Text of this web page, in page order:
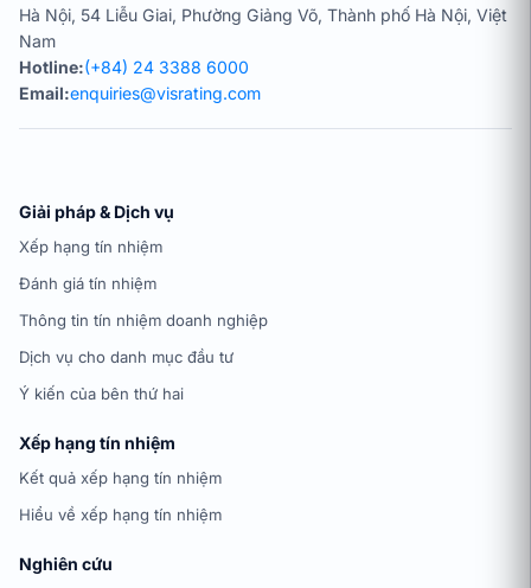
Hà Nội, 54 Liễu Giai, Phường Giảng Võ, Thành phố Hà Nội, Việt
Nam
Hotline:(+84) 24 3388 6000
Email:enquiries@visrating.com
Giải pháp & Dịch vụ
Xếp hạng tín nhiệm
Đánh giá tín nhiệm
Thông tin tín nhiệm doanh nghiệp
Dịch vụ cho danh mục đầu tư
Ý kiến của bên thứ hai
Xếp hạng tín nhiệm
Kết quả xếp hạng tín nhiệm
Hiểu về xếp hạng tín nhiệm
Nghiên cứu